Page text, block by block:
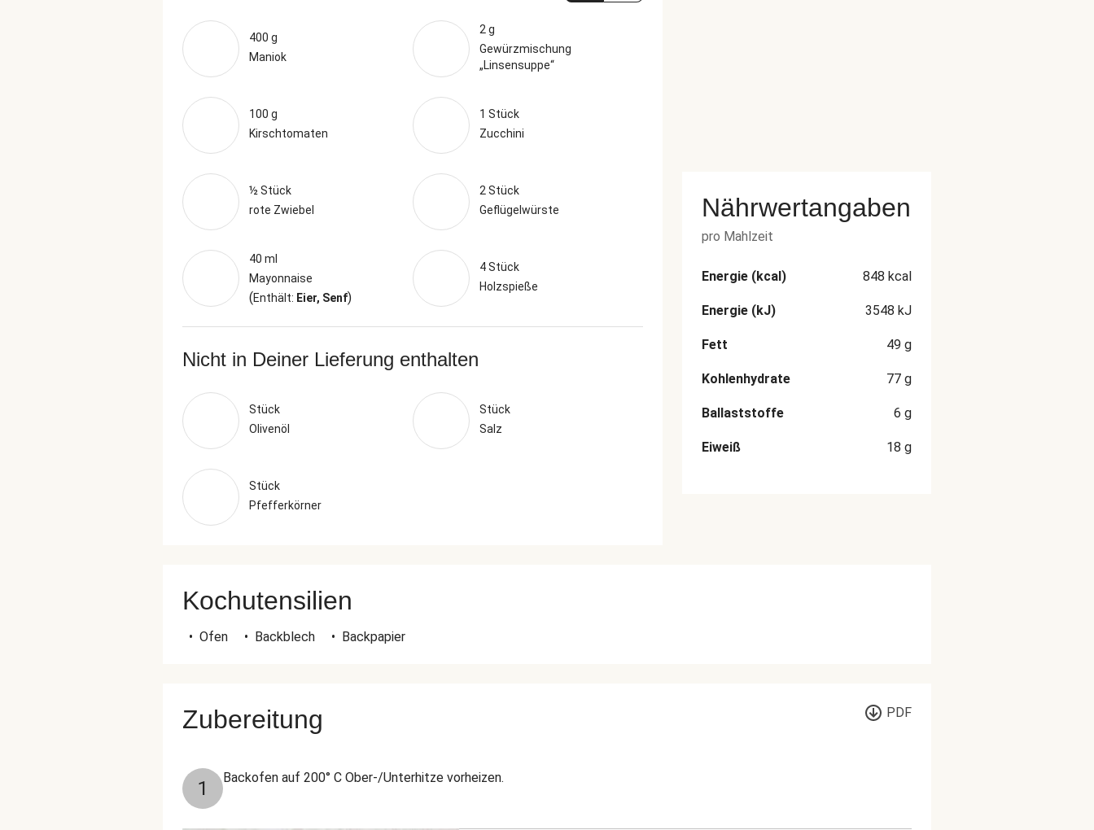
400 g
Maniok
2 g
Gewürzmischung
„Linsensuppe“
100 g
Kirschtomaten
1 Stück
Zucchini
½ Stück
rote Zwiebel
2 Stück
Geflügelwürste
40 ml
Mayonnaise
(Enthält: Eier, Senf)
4 Stück
Holzspieße
Nicht in Deiner Lieferung enthalten
Stück
Olivenöl
Stück
Salz
Stück
Pfefferkörner
Nährwertangaben
pro Mahlzeit
Energie (kcal) 848 kcal
Energie (kJ) 3548 kJ
Fett 49 g
Kohlenhydrate 77 g
Ballaststoffe 6 g
Eiweiß 18 g
Kochutensilien
• Ofen • Backblech • Backpapier
Zubereitung PDF
1 Backofen auf 200° C Ober-/Unterhitze vorheizen.